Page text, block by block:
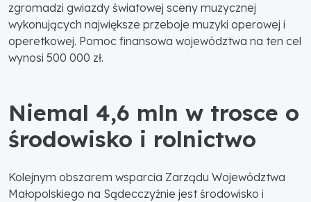
zgromadzi gwiazdy światowej sceny muzycznej
wykonujących największe przeboje muzyki operowej i
operetkowej. Pomoc finansowa województwa na ten cel
wynosi 500 000 zł.
Niemal 4,6 mln w trosce o
środowisko i rolnictwo
Kolejnym obszarem wsparcia Zarządu Województwa
Małopolskiego na Sądecczyźnie jest środowisko i